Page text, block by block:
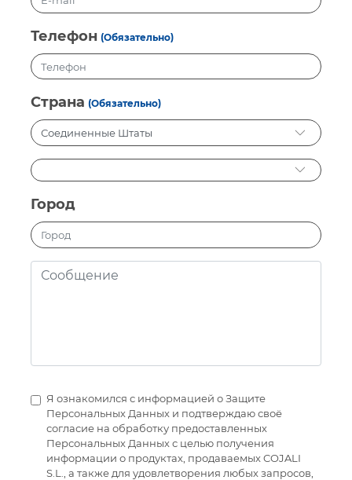
Телефон (Обязательно)
Страна (Обязательно)
Город
Я ознакомился с информацией о Защите
Персональных Данных и подтверждаю своё
согласие на обработку предоставленных
Персональных Данных с целью получения
информации о продуктах, продаваемых COJALI
S.L., а также для удовлетворения любых запросов,